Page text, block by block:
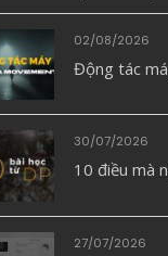
02/08/2026
Động tác
30/07/2026
10 điều mà
27/07/2026